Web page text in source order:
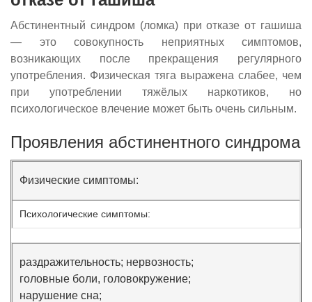
Абстинентный синдром (ломка) при отказе от гашиша
— это совокупность неприятных симптомов,
возникающих после прекращения регулярного
употребления. Физическая тяга выражена слабее, чем
при употреблении тяжёлых наркотиков, но
психологическое влечение может быть очень сильным.
Проявления абстинентного синдрома
Физические симптомы:
Психологические симптомы:
раздражительность; нервозность;
головные боли, головокружение;
нарушение сна;